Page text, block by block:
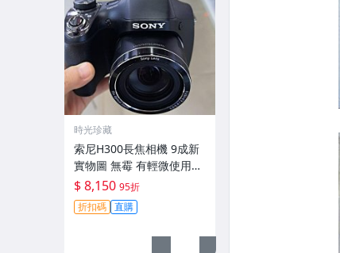
時光珍藏
索尼H300長焦相機 9成新
實物圖 無霉 有輕微使用痕
跡 機身鏡頭原裝 無拆修無
翻新-3430
$ 8,150 95折
折扣碼 直購